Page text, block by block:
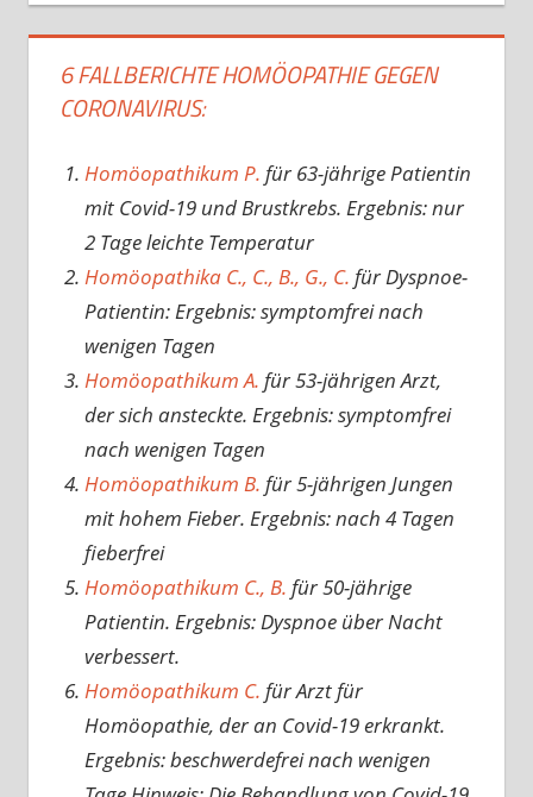
6 FALLBERICHTE HOMÖOPATHIE GEGEN
CORONAVIRUS:
Homöopathikum P. für 63-jährige Patientin
mit Covid-19 und Brustkrebs. Ergebnis: nur
2 Tage leichte Temperatur
Homöopathika C., C., B., G., C. für Dyspnoe-
Patientin: Ergebnis: symptomfrei nach
wenigen Tagen
Homöopathikum A. für 53-jährigen Arzt,
der sich ansteckte. Ergebnis: symptomfrei
nach wenigen Tagen
Homöopathikum B. für 5-jährigen Jungen
mit hohem Fieber. Ergebnis: nach 4 Tagen
fieberfrei
Homöopathikum C., B. für 50-jährige
Patientin. Ergebnis: Dyspnoe über Nacht
verbessert.
Homöopathikum C. für Arzt für
Homöopathie, der an Covid-19 erkrankt.
Ergebnis: beschwerdefrei nach wenigen